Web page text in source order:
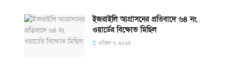
ইজরাইলি আগ্রাসনের প্রতিবাদে ৬৪ নং
ওয়ার্ডের বিক্ষোভ মিছিল
এপ্রিল ৭, ২০২৫